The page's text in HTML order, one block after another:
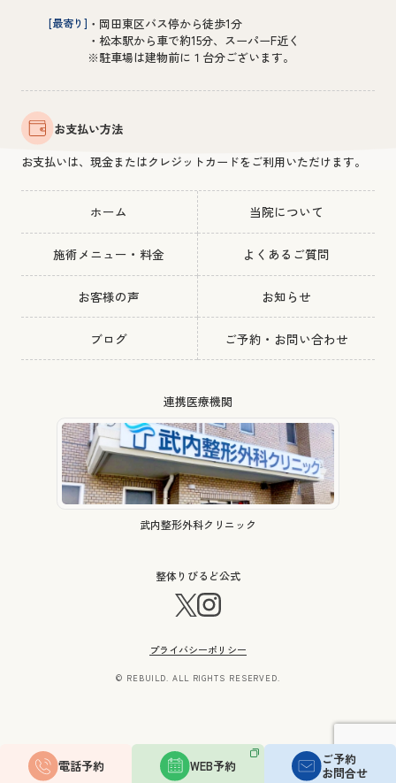
ご予約
お問合せ
WEB予約
電話予約
[最寄り] ・岡田東区バス停から徒歩1分
・松本駅から車で約15分、スーパーF近く
※駐車場は建物前に１台分ございます。
お支払い方法
お支払いは、現金またはクレジットカードをご利用いただけます。
ホーム 当院について
施術メニュー・料金 よくあるご質問
お客様の声 お知らせ
ブログ ご予約・お問い合わせ
連携医療機関
武内整形外科クリニック
整体りびるど公式
プライバシーポリシー
© REBUILD. ALL RIGHTS RESERVED.
いますぐ相談・予約する